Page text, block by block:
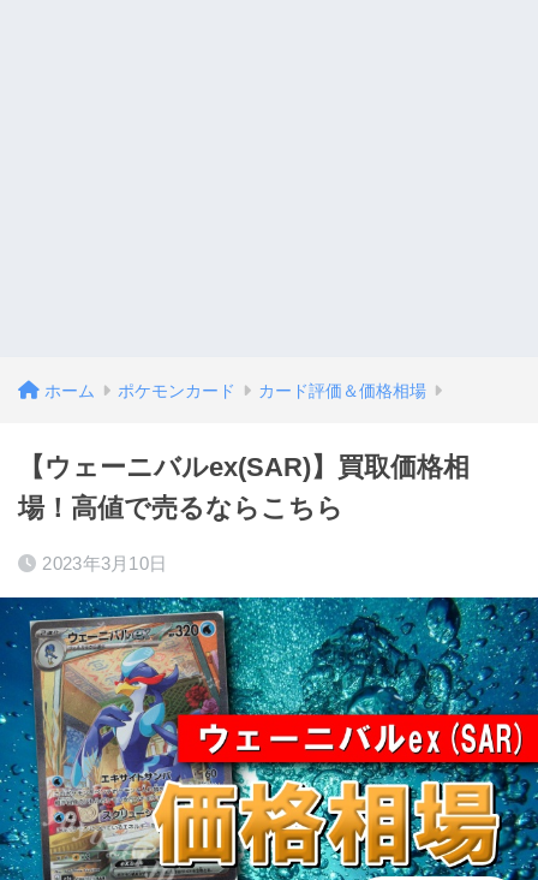
ホーム ポケモンカード カード評価＆価格相場
【ウェーニバルex(SAR)】買取価格相
場！高値で売るならこちら
2023年3月10日